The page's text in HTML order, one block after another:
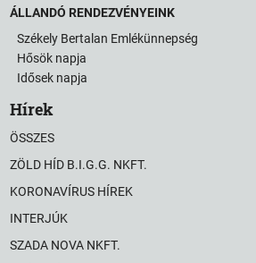
ÁLLANDÓ RENDEZVÉNYEINK
Székely Bertalan Emlékünnepség
Hősök napja
Idősek napja
Hírek
ÖSSZES
ZÖLD HÍD B.I.G.G. NKFT.
KORONAVÍRUS HÍREK
INTERJÚK
SZADA NOVA NKFT.